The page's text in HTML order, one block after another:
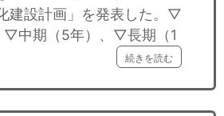
建設計画」を発表した。▽
▽中期（5年）、▽長期（1
続きを読む